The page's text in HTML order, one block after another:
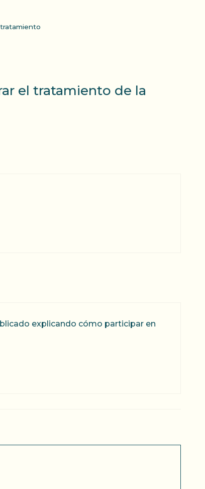
tratamiento
el tratamiento de la
explicando cómo participar en